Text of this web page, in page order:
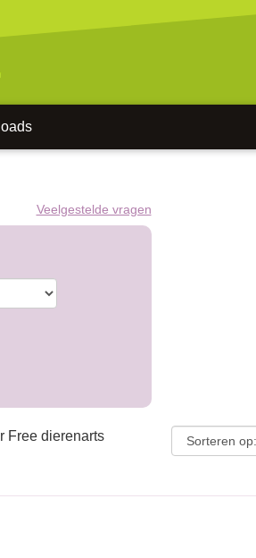
Veelgestelde vragen
Free dierenarts